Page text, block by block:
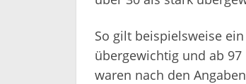
So gilt beispielsweise
übergewichtig und ab
waren nach den